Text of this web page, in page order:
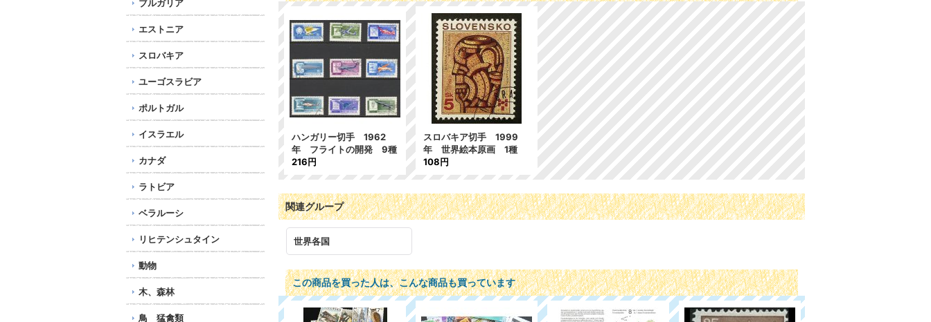
ブルガリア
エストニア
スロバキア
ユーゴスラビア
ポルトガル
イスラエル
カナダ
ラトビア
ベラルーシ
リヒテンシュタイン
動物
木、森林
鳥 猛禽類
ハンガリー切手 1962
年 フライトの開発 9種
216円
スロバキア切手 1999
年 世界絵本原画 1種
108円
関連グループ
世界各国
この商品を買った人は、こんな商品も買っています